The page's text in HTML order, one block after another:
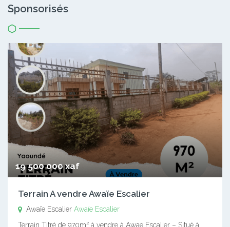
Sponsorisés
19 500 000 xaf
Terrain A vendre Awaïe Escalier
Awaïe Escalier Awaïe Escalier
Terrain Titré de 970m² à vendre à Awae Escalier – Situé à